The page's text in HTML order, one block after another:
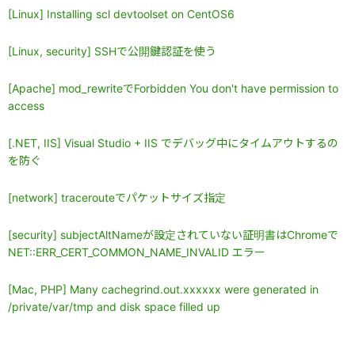
[Linux] Installing scl devtoolset on CentOS6
[Linux, security] SSHで公開鍵認証を使う
[Apache] mod_rewriteでForbidden You don't have permission to
access
[.NET, IIS] Visual Studio + IIS でデバッグ中にタイムアウトするの
を防ぐ
[network] tracerouteでパケットサイズ指定
[security] subjectAltNameが設定されていない証明書はChromeで
NET::ERR_CERT_COMMON_NAME_INVALID エラー
[Mac, PHP] Many cachegrind.out.xxxxxx were generated in
/private/var/tmp and disk space filled up